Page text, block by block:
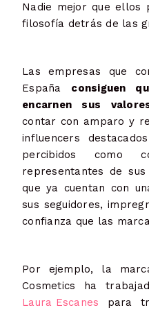
Nadie mejor que
filosofía detrás de las
Las empresas que
España consiguen
encarnen sus
contar con amparo y
influencers
percibidos como
representantes de
que ya cuentan con
sus seguidores,
confianza que las
Por ejemplo, la
Cosmetics ha
Laura Escanes para